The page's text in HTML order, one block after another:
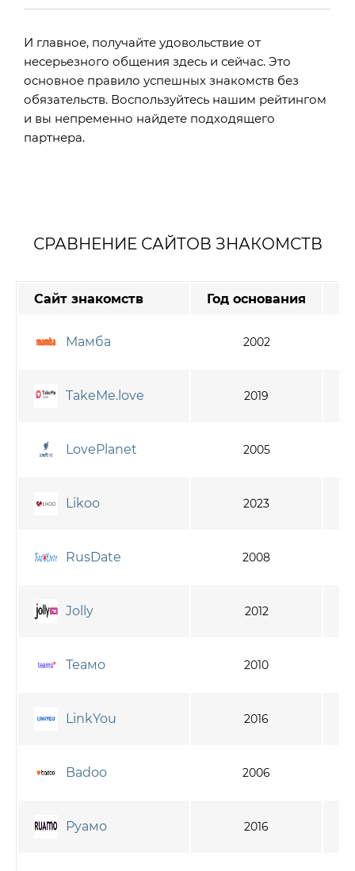
И главное, получайте удовольствие от
несерьезного общения здесь и сейчас. Это
основное правило успешных знакомств без
обязательств. Воспользуйтесь нашим рейтингом
и вы непременно найдете подходящего
партнера.
СРАВНЕНИЕ САЙТОВ ЗНАКОМСТВ
Сайт знакомств Год основания
Мамба 2002
TakeMe.love 2019
LovePlanet 2005
Likoo 2023
RusDate 2008
Jolly 2012
Теамо 2010
LinkYou 2016
Badoo 2006
Руамо 2016